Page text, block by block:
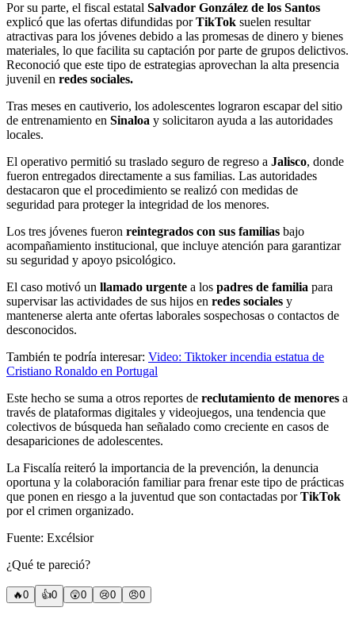
Por su parte, el fiscal estatal Salvador González de los Santos
explicó que las ofertas difundidas porTikTok suelen resultar
atractivas para los jóvenes debido a las promesas de dinero y bienes
materiales, lo que facilita su captación por parte de grupos delictivos.
Reconoció que este tipo de estrategias aprovechan la alta presencia
juvenil en redes sociales.
Tras meses en cautiverio, los adolescentes lograron escapar del sitio
de entrenamiento en Sinaloa y solicitaron ayuda a las autoridades
locales.
El operativo permitió su traslado seguro de regreso a Jalisco, donde
fueron entregados directamente a sus familias. Las autoridades
destacaron que el procedimiento se realizó con medidas de
seguridad para proteger la integridad de los menores.
Los tres jóvenes fueron reintegrados con sus familias bajo
acompañamiento institucional, que incluye atención para garantizar
su seguridad y apoyo psicológico.
El caso motivó un llamado urgente a los padres de familia para
supervisar las actividades de sus hijos en redes sociales y
mantenerse alerta ante ofertas laborales sospechosas o contactos de
desconocidos.
También te podría interesar: Video: Tiktoker incendia estatua de
Cristiano Ronaldo en Portugal
Este hecho se suma a otros reportes de reclutamiento de menores a
través de plataformas digitales y videojuegos, una tendencia que
colectivos de búsqueda han señalado como creciente en casos de
desapariciones de adolescentes.
La Fiscalía reiteró la importancia de la prevención, la denuncia
oportuna y la colaboración familiar para frenar este tipo de prácticas
que ponen en riesgo a la juventud que son contactadas porTikTok
por el crimen organizado.
Fuente: Excélsior
¿Qué te pareció?
🔥0 👍0 😲0 😢0 😠0